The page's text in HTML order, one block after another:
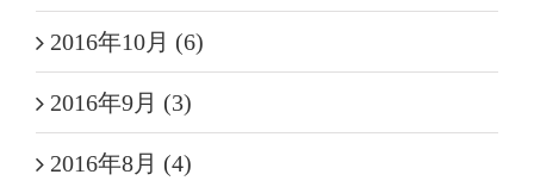
2016年10月 (6)
2016年9月 (3)
2016年8月 (4)